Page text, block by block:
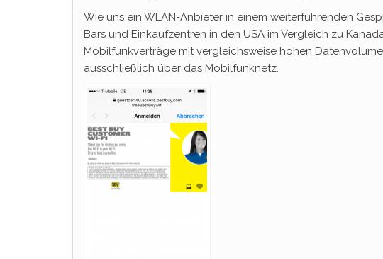
Wie uns ein WLAN-Anbieter in einem weiterführenden
Bars und Einkaufzentren in den USA im Vergleich zu
Mobilfunkverträge mit vergleichsweise hohen
ausschließlich über das Mobilfunknetz.